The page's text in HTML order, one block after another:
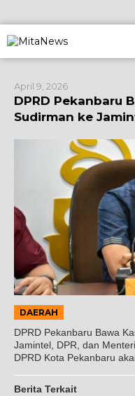
ke
konten
April 9, 2026
DPRD Pekanbaru
Sudirman ke
DAERAH
DPRD Pekanbaru Bawa
Jamintel, DPR, dan
DPRD Kota Pekanbaru
Berita Terkait